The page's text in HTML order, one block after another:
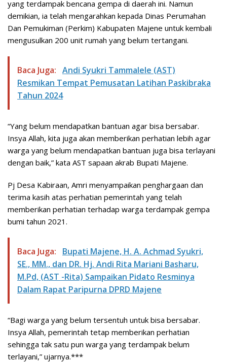
yang terdampak bencana gempa di daerah ini. Namun
demikian, ia telah mengarahkan kepada Dinas Perumahan
Dan Pemukiman (Perkim) Kabupaten Majene untuk kembali
mengusulkan 200 unit rumah yang belum tertangani.
Baca Juga: Andi Syukri Tammalele (AST)
Resmikan Tempat Pemusatan Latihan Paskibraka
Tahun 2024
“Yang belum mendapatkan bantuan agar bisa bersabar.
Insya Allah, kita juga akan memberikan perhatian lebih agar
warga yang belum mendapatkan bantuan juga bisa terlayani
dengan baik,” kata AST sapaan akrab Bupati Majene.
Pj Desa Kabiraan, Amri menyampaikan penghargaan dan
terima kasih atas perhatian pemerintah yang telah
memberikan perhatian terhadap warga terdampak gempa
bumi tahun 2021.
Baca Juga:
Bupati Majene, H. A. Achmad Syukri,
SE., MM., dan DR. Hj. Andi Rita Mariani Basharu,
M.Pd, (AST -Rita) Sampaikan Pidato Resminya
Dalam Rapat Paripurna DPRD Majene
“Bagi warga yang belum tersentuh untuk bisa bersabar.
Insya Allah, pemerintah tetap memberikan perhatian
sehingga tak satu pun warga yang terdampak belum
terlayani,” ujarnya.***